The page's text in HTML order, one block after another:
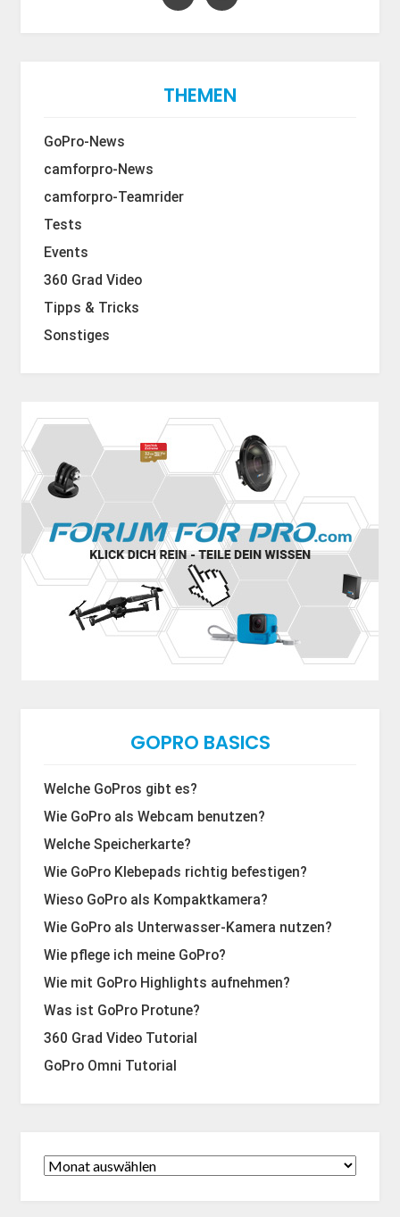
THEMEN
GoPro-News
camforpro-News
camforpro-Teamrider
Tests
Events
360 Grad Video
Tipps & Tricks
Sonstiges
GOPRO BASICS
Welche GoPros gibt es?
Wie GoPro als Webcam benutzen?
Welche Speicherkarte?
Wie GoPro Klebepads richtig befestigen?
Wieso GoPro als Kompaktkamera?
Wie GoPro als Unterwasser-Kamera nutzen?
Wie pflege ich meine GoPro?
Wie mit GoPro Highlights aufnehmen?
Was ist GoPro Protune?
360 Grad Video Tutorial
GoPro Omni Tutorial